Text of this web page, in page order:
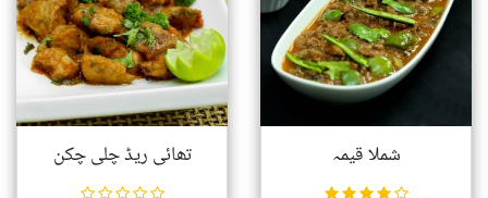
تھائی ریڈ چلی چکن شملا قیمہ